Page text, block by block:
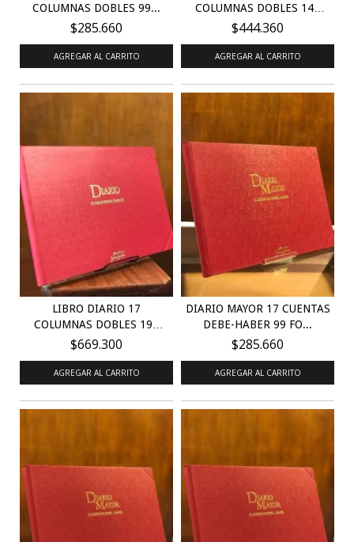
COLUMNAS DOBLES 99...
$285.660
AGREGAR AL CARRITO
COLUMNAS DOBLES 149
FOLI...
$444.360
AGREGAR AL CARRITO
LIBRO DIARIO 17
COLUMNAS DOBLES 199
FOLI...
$669.300
AGREGAR AL CARRITO
DIARIO MAYOR 17 CUENTAS
DEBE-HABER 99 FO...
$285.660
AGREGAR AL CARRITO